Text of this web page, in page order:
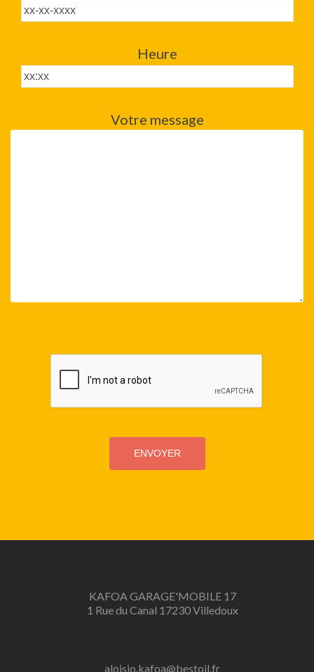
Heure
Votre message
KAFOA GARAGE'MOBILE 17
1 Rue du Canal 17230 Villedoux
aloisio.kafoa@bestoil.fr